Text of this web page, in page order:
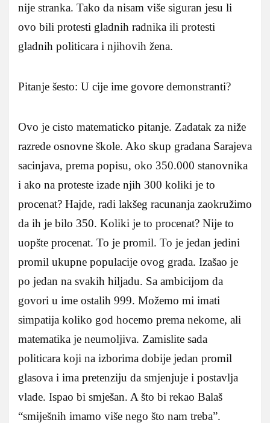
nije stranka. Tako da nisam više siguran jesu li
ovo bili protesti gladnih radnika ili protesti
gladnih politicara i njihovih žena.
Pitanje šesto: U cije ime govore demonstranti?
Ovo je cisto matematicko pitanje. Zadatak za niže
razrede osnovne škole. Ako skup gradana Sarajeva
sacinjava, prema popisu, oko 350.000 stanovnika
i ako na proteste izade njih 300 koliki je to
procenat? Hajde, radi lakšeg racunanja zaokružimo
da ih je bilo 350. Koliki je to procenat? Nije to
uopšte procenat. To je promil. To je jedan jedini
promil ukupne populacije ovog grada. Izašao je
po jedan na svakih hiljadu. Sa ambicijom da
govori u ime ostalih 999. Možemo mi imati
simpatija koliko god hocemo prema nekome, ali
matematika je neumoljiva. Zamislite sada
politicara koji na izborima dobije jedan promil
glasova i ima pretenziju da smjenjuje i postavlja
vlade. Ispao bi smješan. A što bi rekao Balaš
“smiješnih imamo više nego što nam treba”.